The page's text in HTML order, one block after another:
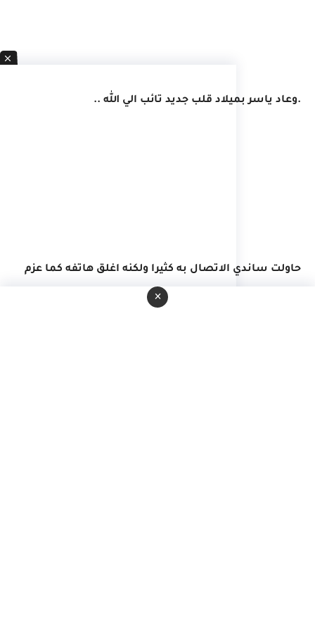
.وعاد ياسر بميلاد قلب جديد تائب الي الله ..
حاولت ساندي الاتصال به كثيرا ولكنه اغلق هاتفه كما عزم
×